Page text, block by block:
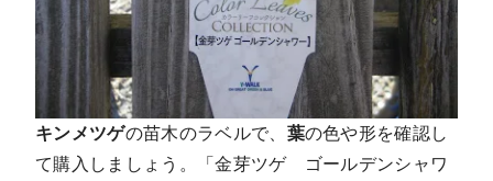
キンメツゲの苗木のラベルで、 葉の色や形を確認し
て購入しましょう。「金芽ツゲ ゴールデンシャワ